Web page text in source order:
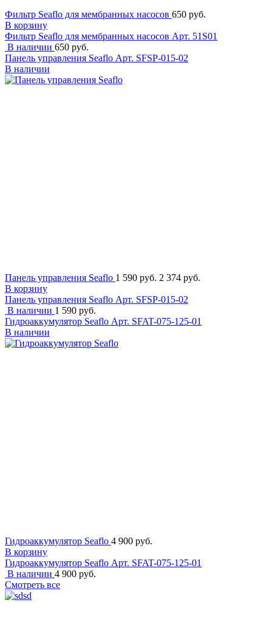
Фильтр Seaflo для мембранных насосов 650 руб.
В корзину
Фильтр Seaflo для мембранных насосов Арт. 51S01
В наличии 650 руб.
Панель управления Seaflo Арт. SFSP-015-02
В наличии
Панель управления Seaflo 1 590 руб. 2 374 руб.
В корзину
Панель управления Seaflo Арт. SFSP-015-02
В наличии 1 590 руб.
Гидроаккумулятор Seaflo Арт. SFAT-075-125-01
В наличии
Гидроаккумулятор Seaflo 4 900 руб.
В корзину
Гидроаккумулятор Seaflo Арт. SFAT-075-125-01
В наличии 4 900 руб.
Смотреть все